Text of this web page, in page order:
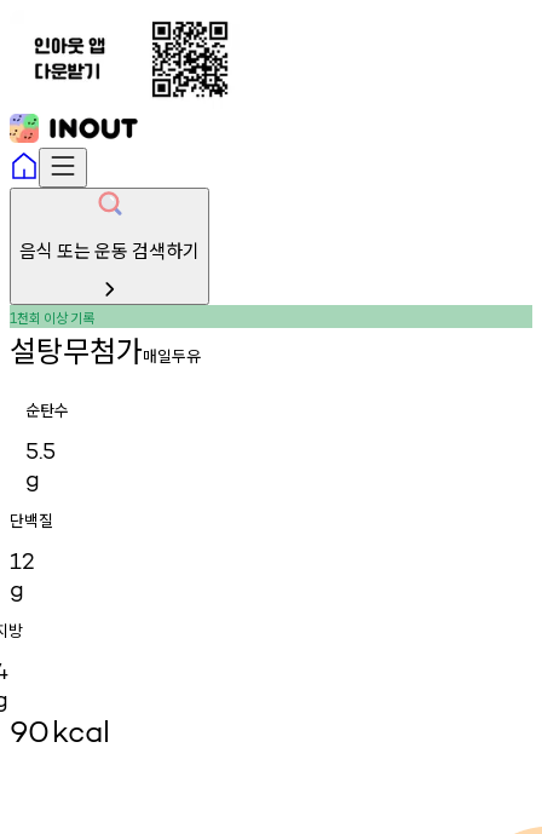
음식 또는 운동 검색하기
1천회 이상기록
설탕무첨가매일두유
순탄수
5.5
g
단백질
12
g
방
90kcal